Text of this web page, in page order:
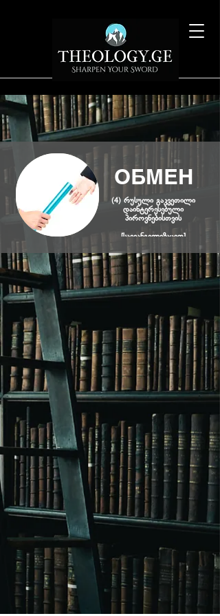
ОБМЕН
(4) რუსული გაკვეთილი
დაინტერესებული
პიროვნებისთვის
[საევანგელიზაციო]